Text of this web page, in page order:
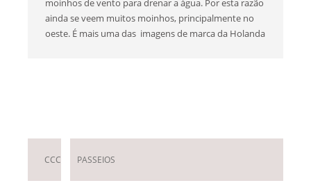
ainda se veem muitos moinhos, principalmente no
oeste. É mais uma das imagens de marca da Holanda
CCC PASSEIOS